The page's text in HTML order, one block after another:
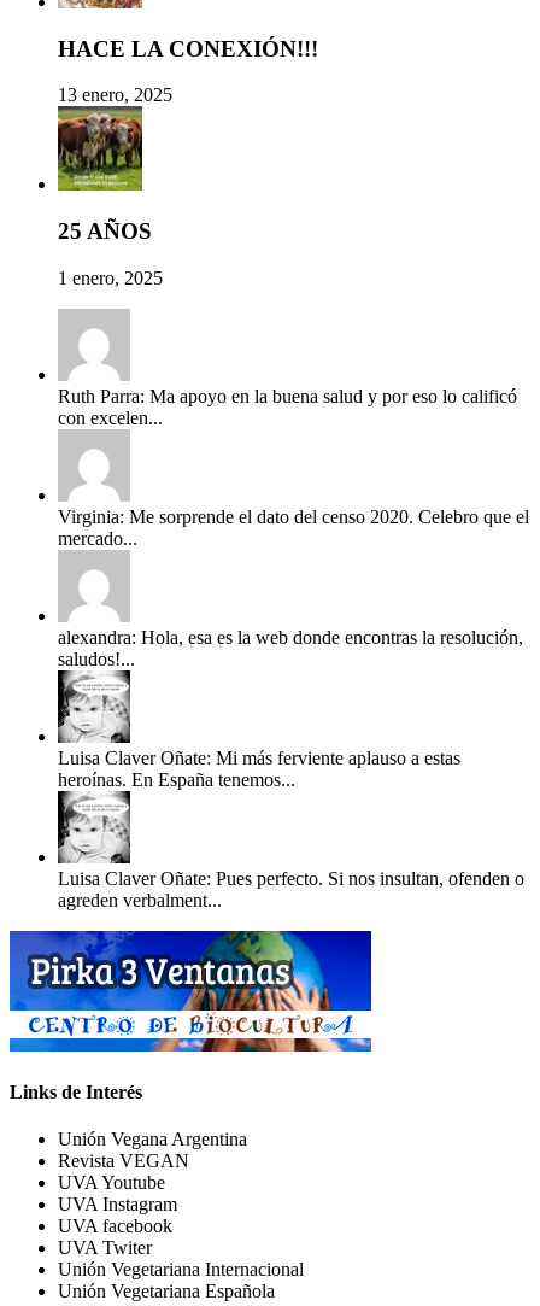
HACE LA CONEXIÓN!!!
13 enero, 2025
25 AÑOS
1 enero, 2025
Ruth Parra: Ma apoyo en la buena salud y por eso lo calificó
con excelen...
Virginia: Me sorprende el dato del censo 2020. Celebro que el
mercado...
alexandra: Hola, esa es la web donde encontras la resolución,
saludos!...
Luisa Claver Oñate: Mi más ferviente aplauso a estas
heroínas. En España tenemos...
Luisa Claver Oñate: Pues perfecto. Si nos insultan, ofenden o
agreden verbalment...
Links de Interés
Unión Vegana Argentina
Revista VEGAN
UVA Youtube
UVA Instagram
UVA facebook
UVA Twiter
Unión Vegetariana Internacional
Unión Vegetariana Española